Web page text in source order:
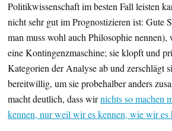
Politikwissenschaft im besten Fall leisten
nicht sehr gut im Prognostizieren ist: Gute
man muss wohl auch Philosophie nennen),
eine Kontingenzmaschine; sie klopft und
Kategorien der Analyse ab und zerschlägt
bereitwillig, um sie probehalber anders
macht deutlich, dass wirnichts so machen
kennen, nur weil wir es kennen, wie wir es